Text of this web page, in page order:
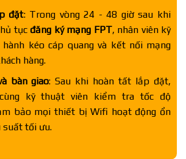
đặt: Trong vòng 24 - 48 giờ sau khi
tục đăng ký mạng FPT, nhân viên kỹ
kéo cáp quang và kết nối mạng
hàng.
bàn giao: Sau khi hoàn tất lắp đặt,
kỹ thuật viên kiểm tra tốc độ
bảo mọi thiết bị Wifi hoạt động ổn
suất tối ưu.